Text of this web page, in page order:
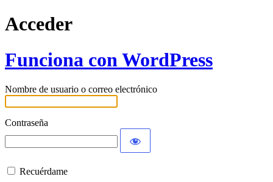
Acceder
Funciona con WordPress
Nombre de usuario o correo electrónico
Contraseña
Recuérdame